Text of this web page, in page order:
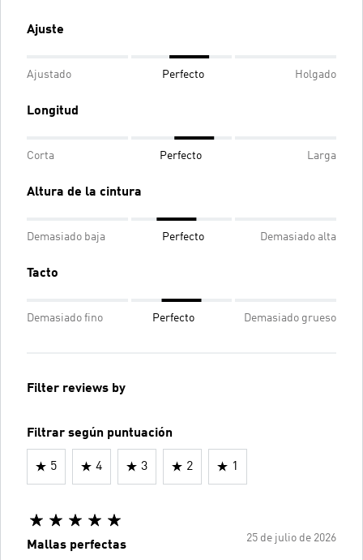
Ajuste
Ajustado Perfecto Holgado
Longitud
Corta Perfecto Larga
Altura de la cintura
Demasiado baja Perfecto Demasiado alta
Tacto
Demasiado fino Perfecto Demasiado grueso
Filter reviews by
Filtrar según puntuación
5 4 3 2 1
25 de julio de 2026
Mallas perfectas